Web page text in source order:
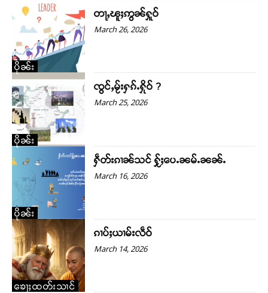
Support SHAN
တႃႇႁႂ်ႈသဵင်ၵၢင်ၸႂ်ၵူၼ်းမိူင်း ၵူႈတီႈၵူႈလႅၼ်ပေႃးတေၸွ
တ်ႇ တူဝ်ႈလုမ်ႈၾႃႉၼၼ်ႉ ၶဝ်ႈႁူမ်ႈၵမ်ႉထႅမ် ၸုမ်းၶၢ
ပိုၼ်း
တႃႇၽူႈဢွၼ်ႁူဝ်
March 26, 2026
ပိုၼ်း
ၸွင်ႇမႂ်းႁၵ်ႉႁိုဝ် ?
March 25, 2026
ပိုၼ်း
ႁဵတ်းၵၢၼ်သင် ႁႂ်ႈပေႉၼမ်ႉၼၼ်ႉ
March 16, 2026
ၶေႃႈထတ်းသၢင်
ၵၢပ်ႈယၢမ်းလဵဝ်
March 14, 2026